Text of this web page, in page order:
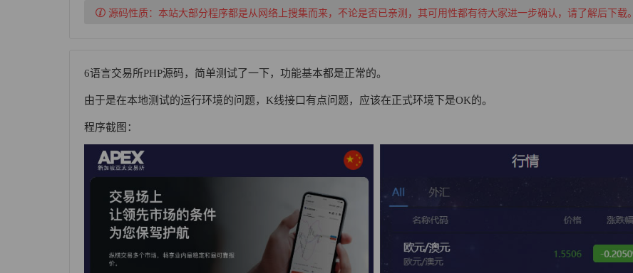
源码性质： 本站大部分程序都是从网络上搜集而来，不论是否已亲测，其可用性都有待大家进一步确认，请了解后下载。
6语言交易所PHP源码，简单测试了一下，功能基本都是正常的。
由于是在本地测试的运行环境的问题，K线接口有点问题，应该在正式环境下是OK的。
程序截图：